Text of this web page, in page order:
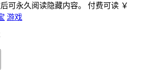
可永久阅读隐藏内容。 付费可读 ￥
游戏